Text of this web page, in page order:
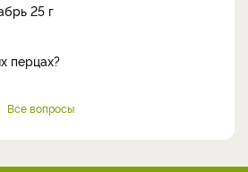
25 г
перцах?
Все вопросы